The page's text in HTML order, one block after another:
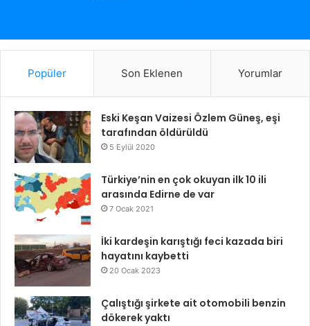
Popüler Son Eklenen Yorumlar
Eski Keşan Vaizesi Özlem Güneş, eşi
tarafından öldürüldü
5 Eylül 2020
Türkiye’nin en çok okuyan ilk 10 ili
arasında Edirne de var
7 Ocak 2021
İki kardeşin karıştığı feci kazada biri
hayatını kaybetti
20 Ocak 2023
Çalıştığı şirkete ait otomobili benzin
dökerek yaktı